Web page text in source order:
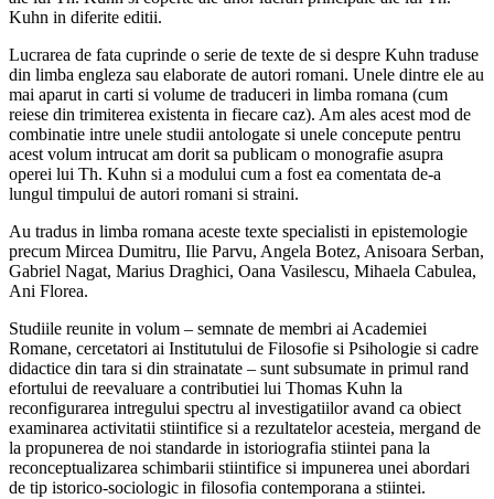
Kuhn in diferite editii.
Lucrarea de fata cuprinde o serie de texte de si despre Kuhn traduse
din limba engleza sau elaborate de autori romani. Unele dintre ele au
mai aparut in carti si volume de traduceri in limba romana (cum
reiese din trimiterea existenta in fiecare caz). Am ales acest mod de
combinatie intre unele studii antologate si unele concepute pentru
acest volum intrucat am dorit sa publicam o monografie asupra
operei lui Th. Kuhn si a modului cum a fost ea comentata de-a
lungul timpului de autori romani si straini.
Au tradus in limba romana aceste texte specialisti in epistemologie
precum Mircea Dumitru, Ilie Parvu, Angela Botez, Anisoara Serban,
Gabriel Nagat, Marius Draghici, Oana Vasilescu, Mihaela Cabulea,
Ani Florea.
Studiile reunite in volum – semnate de membri ai Academiei
Romane, cercetatori ai Institutului de Filosofie si Psihologie si cadre
didactice din tara si din strainatate – sunt subsumate in primul rand
efortului de reevaluare a contributiei lui Thomas Kuhn la
reconfigurarea intregului spectru al investigatiilor avand ca obiect
examinarea activitatii stiintifice si a rezultatelor acesteia, mergand de
la propunerea de noi standarde in istoriografia stiintei pana la
reconceptualizarea schimbarii stiintifice si impunerea unei abordari
de tip istorico-sociologic in filosofia contemporana a stiintei.